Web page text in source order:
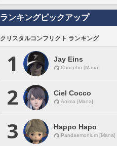
ランキングピックアップ
クリスタルコンフリクト ランキング
1 Jay Eins
Chocobo [Mana]
2 Ciel Cocco
Anima [Mana]
3 Happo Hapo
Pandaemonium [Mana]